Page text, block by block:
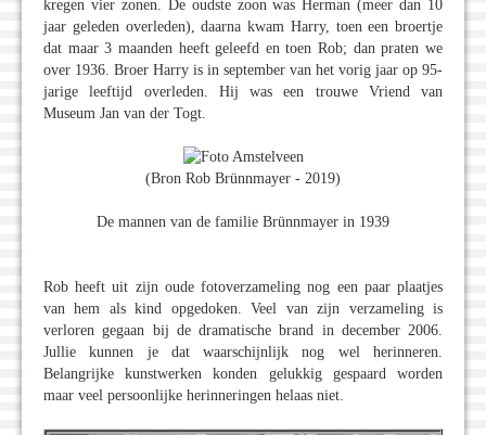
kregen vier zonen. De oudste zoon was Herman (meer dan 10
jaar geleden overleden), daarna kwam Harry, toen een broertje
dat maar 3 maanden heeft geleefd en toen Rob; dan praten we
over 1936. Broer Harry is in september van het vorig jaar op 95-
jarige leeftijd overleden. Hij was een trouwe Vriend van
Museum Jan van der Togt.
(Bron Rob Brünnmayer - 2019)
De mannen van de familie Brünnmayer in 1939
Rob heeft uit zijn oude fotoverzameling nog een paar plaatjes
van hem als kind opgedoken. Veel van zijn verzameling is
verloren gegaan bij de dramatische brand in december 2006.
Jullie kunnen je dat waarschijnlijk nog wel herinneren.
Belangrijke kunstwerken konden gelukkig gespaard worden
maar veel persoonlijke herinneringen helaas niet.